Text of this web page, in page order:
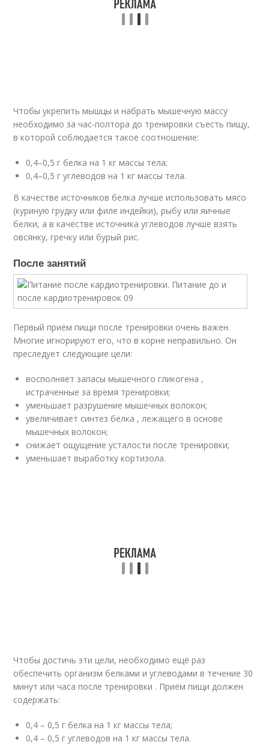
Чтобы укрепить мышцы и набрать мышечную массу
необходимо за час-полтора до тренировки съесть пищу,
в которой соблюдается такое соотношение:
0,4–0,5 г белка на 1 кг массы тела;
0,4–0,5 г углеводов на 1 кг массы тела.
В качестве источников белка лучше использовать мясо
(куриную грудку или филе индейки), рыбу или яичные
белки, а в качестве источника углеводов лучше взять
овсянку, гречку или бурый рис.
После занятий
Первый приём пищи после тренировки очень важен.
Многие игнорируют его, что в корне неправильно. Он
преследует следующие цели:
восполняет запасы мышечного гликогена ,
истраченные за время тренировки;
уменьшает разрушение мышечных волокон;
увеличивает синтез белка , лежащего в основе
мышечных волокон;
снижает ощущение усталости после тренировки;
уменьшает выработку кортизола.
Чтобы достичь эти цели, необходимо ещё раз
обеспечить организм белками и углеводами в течение 30
минут или часа после тренировки . Приём пищи должен
содержать:
0,4 – 0,5 г белка на 1 кг массы тела;
0,4 – 0,5 г углеводов на 1 кг массы тела.